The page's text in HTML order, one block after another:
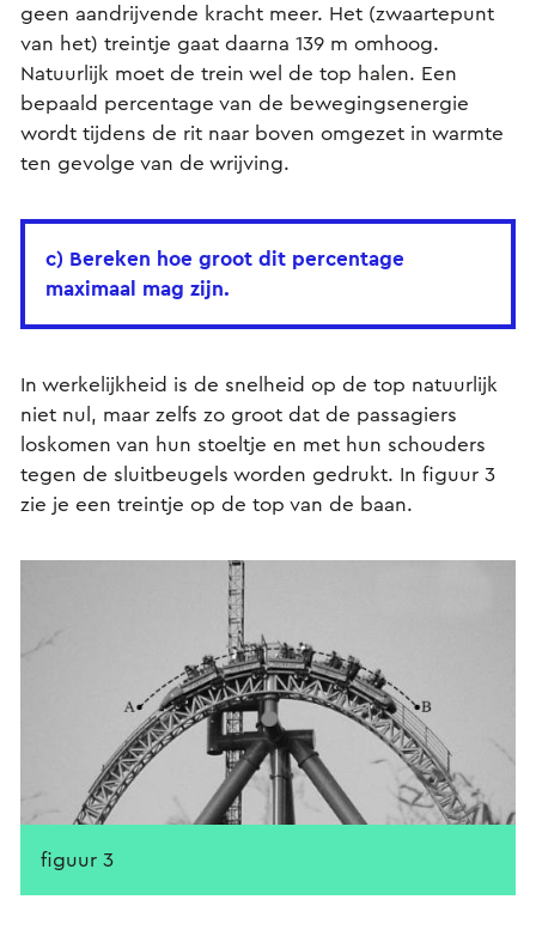
geen aandrijvende kracht meer. Het (zwaartepunt
van het) treintje gaat daarna 139 m omhoog.
Natuurlijk moet de trein wel de top halen. Een
bepaald percentage van de bewegingsenergie
wordt tijdens de rit naar boven omgezet in warmte
ten gevolge van de wrijving.
c) Bereken hoe groot dit percentage
maximaal mag zijn.
In werkelijkheid is de snelheid op de top natuurlijk
niet nul, maar zelfs zo groot dat de passagiers
loskomen van hun stoeltje en met hun schouders
tegen de sluitbeugels worden gedrukt. In figuur 3
zie je een treintje op de top van de baan.
figuur 3